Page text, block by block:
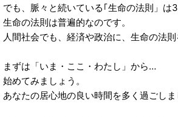
でも、脈々と続いている｢生命の法則」は
生命の法則は普遍的なのです。
人間社会でも、経済や政治に、生命の法
まずは「いま・ここ・わたし」から…
始めてみましょう。
あなたの居心地の良い時間を多く過ごしま